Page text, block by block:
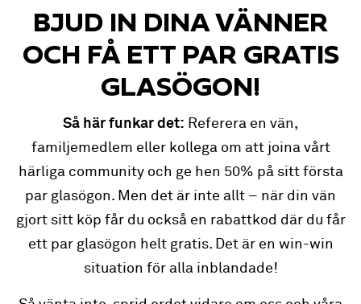
BJUD IN DINA VÄNNER
OCH FÅ ETT PAR GRATIS
GLASÖGON!
Så här funkar det: Referera en vän,
familjemedlem eller kollega om att joina vårt
härliga community och ge hen 50% på sitt första
par glasögon. Men det är inte allt – när din vän
gjort sitt köp får du också en rabattkod där du får
ett par glasögon helt gratis. Det är en win-win
situation för alla inblandade!